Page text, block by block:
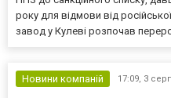
року для відмови від
завод у Кулеві розпочав
Новини компаній 17:09, 3